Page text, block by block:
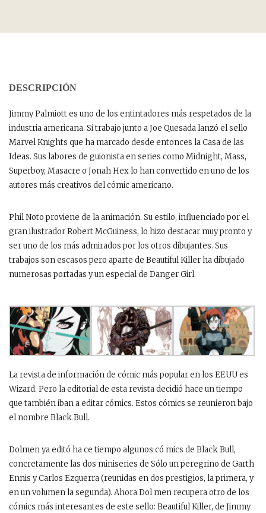
DESCRIPCIÓN
Jimmy Palmiott es uno de los entintadores más respetados de la
industria americana. Si trabajo junto a Joe Quesada lanzó el sello
Marvel Knights que ha marcado desde entonces la Casa de las
Ideas. Sus labores de guionista en series como Midnight, Mass,
Superboy, Masacre o Jonah Hex lo han convertido en uno de los
autores más creativos del cómic americano.
Phil Noto proviene de la animación. Su estilo, influenciado por el
gran ilustrador Robert McGuiness, lo hizo destacar muy pronto y
ser uno de los más admirados por los otros dibujantes. Sus
trabajos son escasos pero aparte de Beautiful Killer ha dibujado
numerosas portadas y un especial de Danger Girl.
La revista de información de cómic más popular en los EEUU es
Wizard. Pero la editorial de esta revista decidió hace un tiempo
que también iban a editar cómics. Estos cómics se reunieron bajo
el nombre Black Bull.
Dolmen ya editó ha ce tiempo algunos có mics de Black Bull,
concretamente las dos miniseries de Sólo un peregrino de Garth
Ennis y Carlos Ezquerra (reunidas en dos prestigios, la primera, y
en un volumen la segunda). Ahora Dol men recupera otro de los
cómics más interesantes de este sello: Beautiful Killer, de Jimmy